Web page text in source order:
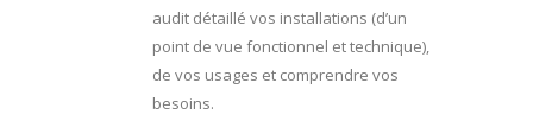
audit détaillé vos installations (d’un
point de vue fonctionnel et technique),
de vos usages et comprendre vos
besoins.